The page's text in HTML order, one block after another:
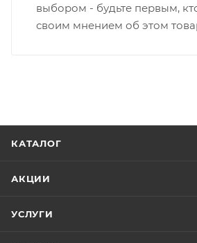
выбором - будьте первым,
своим мнением об этом
КАТАЛОГ
АКЦИИ
УСЛУГИ